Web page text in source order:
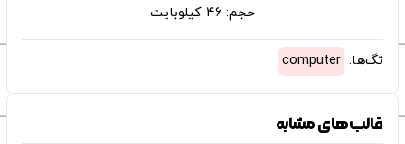
حجم: 46 کیلوبایت
تگ‌ها: computer
قالب‌های مشابه